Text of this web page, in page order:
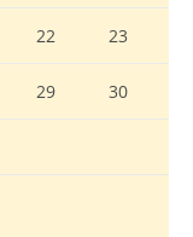
22 23
29 30